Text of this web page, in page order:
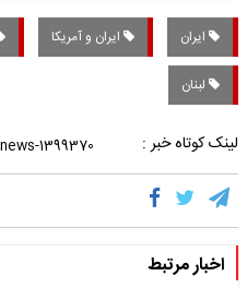
ایران ایران و آمریکا
لبنان
لینک کوتاه خبر :
اخبار مرتبط